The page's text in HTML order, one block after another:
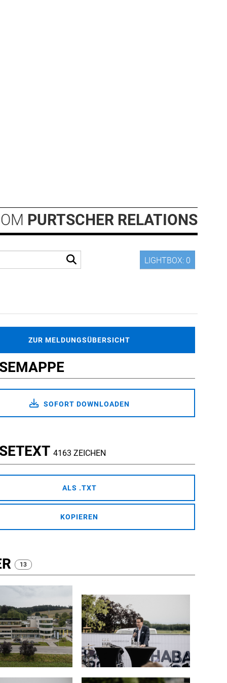
LIGHTBOX: 0
PURTSCHER RELATIONS
ZUR MELDUNGSÜBERSICHT
SOFORT DOWNLOADEN
4163 ZEICHEN
ALS .TXT
KOPIEREN
13